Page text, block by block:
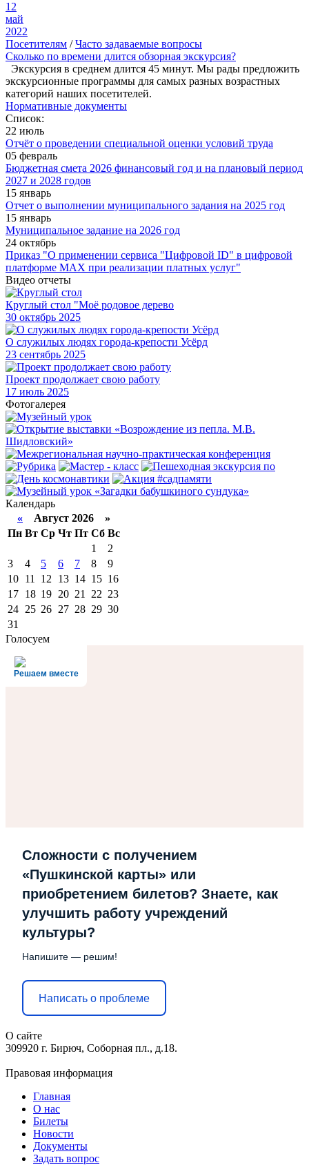
12
май
2022
Посетителям /Часто задаваемые вопросы
Сколько по времени длится обзорная экскурсия?
Экскурсия в среднем длится 45 минут. Мы рады предложить
экскурсионные программы для самых разных возрастных
категорий наших посетителей.
Нормативные документы
Список:
22 июль
Отчёт о проведении специальной оценки условий труда
05 февраль
Бюджетная смета 2026 финансовый год и на плановый период
2027 и 2028 годов
15 январь
Отчет о выполнении муниципального задания на 2025 год
15 январь
Муниципальное задание на 2026 год
24 октябрь
Приказ "О применении сервиса "Цифровой ID" в цифровой
платформе МАХ при реализации платных услуг"
Видео отчеты
Круглый стол "Моё родовое дерево
30 октябрь 2025
О служилых людях города-крепости Усёрд
23 сентябрь 2025
Проект продолжает свою работу
17 июль 2025
Фотогалерея
Календарь
« Август 2026 »
Пн Вт Ср Чт Пт Сб Вс
1
2
3
4 5 6 7 8
9
10 11 12 13 14 15 16
17 18 19 20 21 22 23
24 25 26 27 28 29 30
31
Голосуем
Решаем вместе
Сложности с получением
«Пушкинской карты» или
приобретением билетов? Знаете, как
улучшить работу учреждений
культуры?
Напишите — решим!
Написать о проблеме
О сайте
309920 г. Бирюч, Соборная пл., д.18.
Правовая информация
Главная
О нас
Билеты
Новости
Документы
Задать вопрос